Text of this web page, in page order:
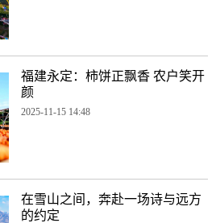
福建永定：柿饼正飘香 农户笑开
颜
2025-11-15 14:48
在雪山之间，奔赴一场诗与远方
的约定